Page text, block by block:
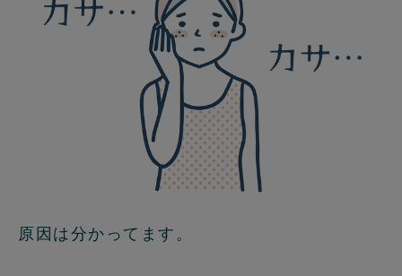
原因は分かってます。